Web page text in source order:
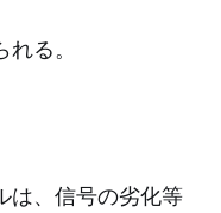
る。
は、信号の劣化等